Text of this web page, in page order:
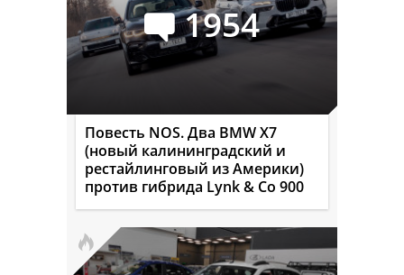
1954
Повесть NOS. Два BMW X7
(новый калининградский и
рестайлинговый из Америки)
против гибрида Lynk & Co 900